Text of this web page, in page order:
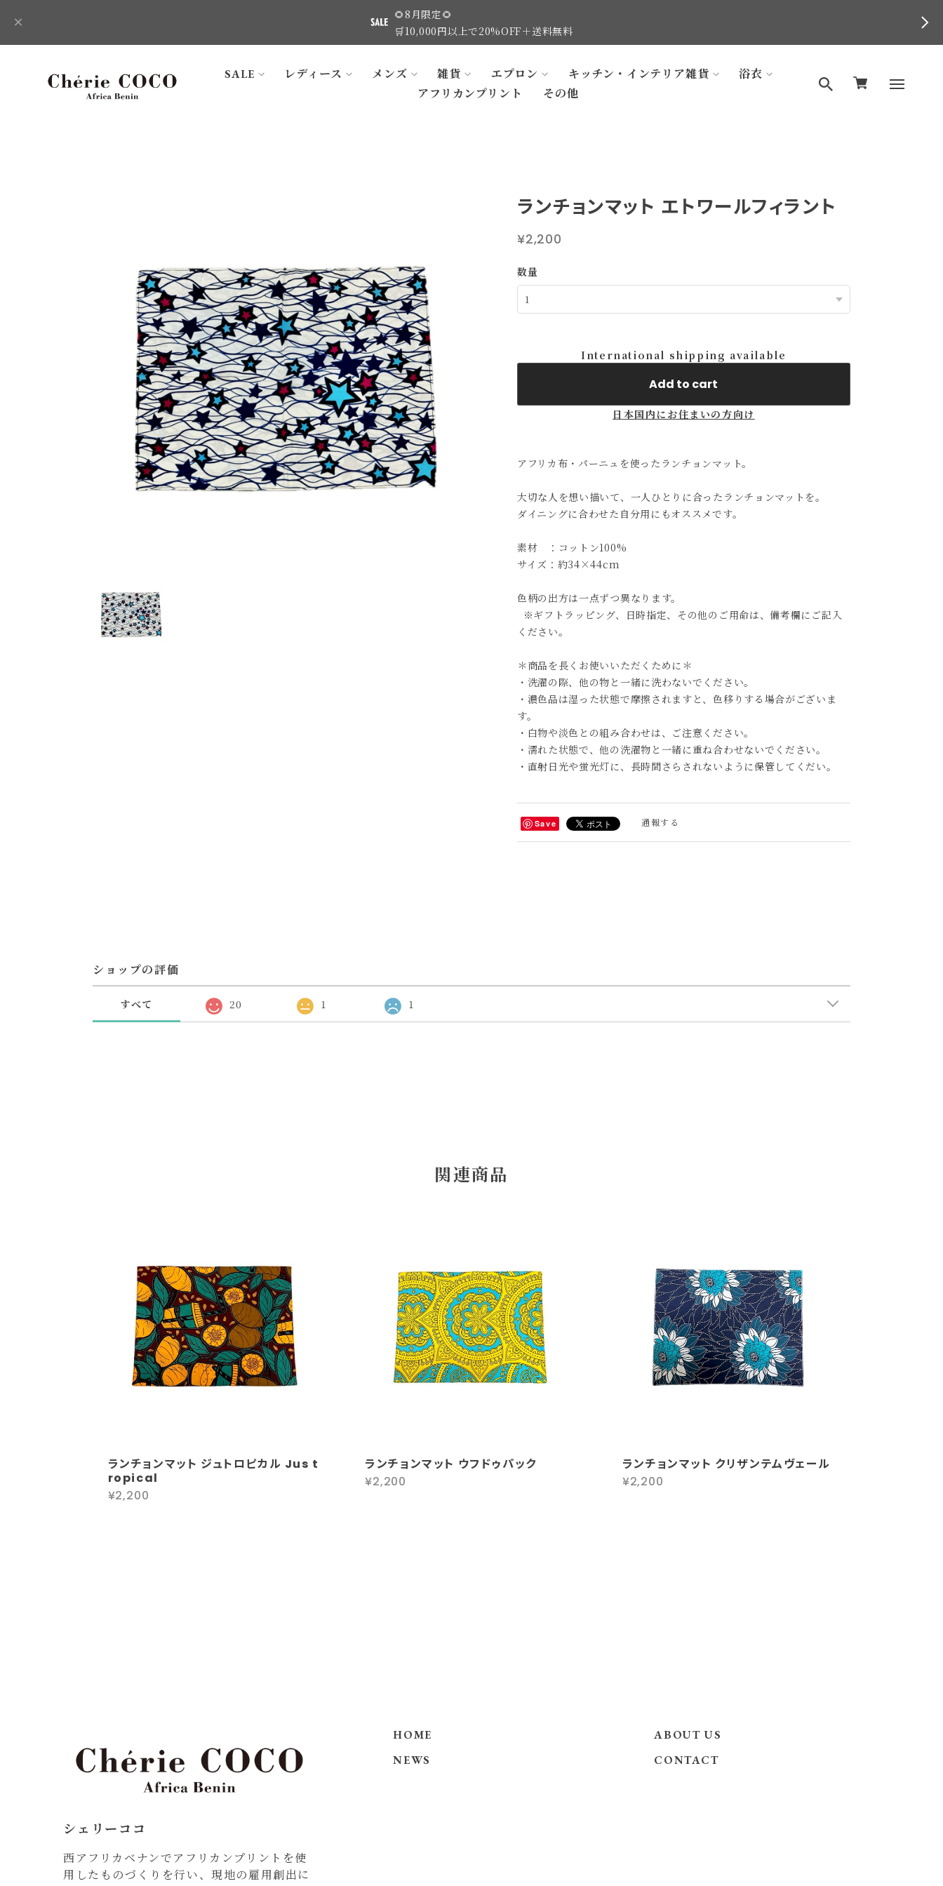
🌻8月限定🌻
🛒10,000円以上で20%OFF＋送料無料
SALE レディース メンズ 雑貨 エプロン キッチン・インテリア雑貨
浴衣
アフリカンプリント
その他
ランチョンマット エトワールフィラント
¥2,200
数量
International shipping available
Add to cart
日本国内にお住まいの方向け
アフリカ布・パーニュを使ったランチョンマット。
大切な人を想い描いて、一人ひとりに合ったランチョンマットを。
ダイニングに合わせた自分用にもオススメです。
素材 ：コットン100%
サイズ：約34×44cm
色柄の出方は一点ずつ異なります。
※ギフトラッピング、日時指定、その他のご用命は、備考欄にご記入
ください。
＊商品を長くお使いいただくために＊
・洗濯の際、他の物と一緒に洗わないでください。
・濃色品は湿った状態で摩擦されますと、色移りする場合がございま
す。
・白物や淡色との組み合わせは、ご注意ください。
・濡れた状態で、他の洗濯物と一緒に重ね合わせないでください。
・直射日光や蛍光灯に、長時間さらされないように保管してくだい。
Save 通報する
ショップの評価
すべて 20 1 1
関連商品
ランチョンマット ジュトロピカル Jus t
ropical
¥2,200
ランチョンマット ウフドゥパック
¥2,200
ランチョンマット クリザンテムヴェール
¥2,200
シェリーココ
西アフリカベナンでアフリカンプリントを使
用したものづくりを行い、現地の雇用創出に
HOME
ABOUT US
NEWS
CONTACT